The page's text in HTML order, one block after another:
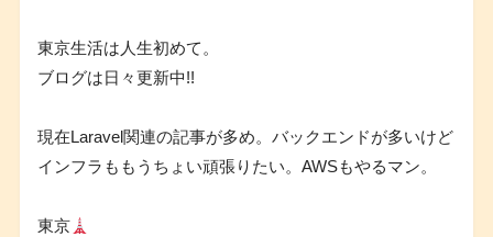
東京生活は人生初めて。
ブログは日々更新中!!
現在Laravel関連の記事が多め。バックエンドが多いけど
インフラももうちょい頑張りたい。AWSもやるマン。
東京